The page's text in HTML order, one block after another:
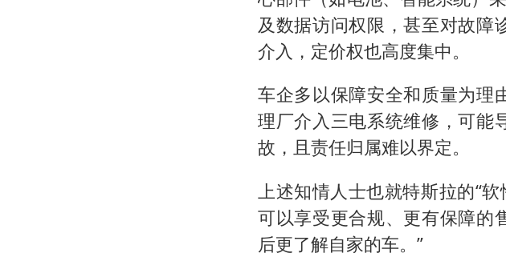
及数据访问权限，甚至对故障
介入，定价权也高度集中。
车企多以保障安全和质量为理
理厂介入三电系统维修，可能
故，且责任归属难以界定。
上述知情人士也就特斯拉的“
可以享受更合规、更有保障的
后更了解自家的车。”